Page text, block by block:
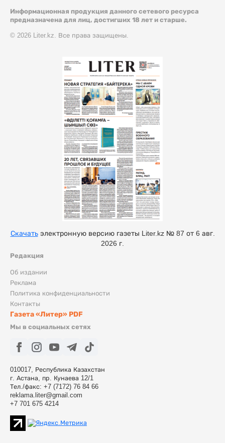
Информационная продукция данного сетевого ресурса
предназначена для лиц, достигших 18 лет и старше.
© 2026 Liter.kz. Все права защищены.
Редакция
Об издании
Реклама
Политика конфиденциальности
Контакты
Газета «Литер» PDF
Мы в социальных сетях
010017, Республика Казахстан
г. Астана, пр. Кунаева 12/1
Тел./факс: +7 (7172) 76 84 66
reklama.liter@gmail.com
+7 701 675 4214
Скачатьэлектронную версию газеты Liter.kz № 87 от 6 авг.
2026 г.